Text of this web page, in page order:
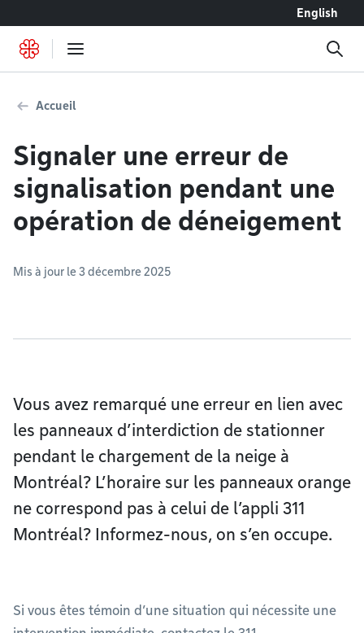
English
Accueil
Signaler une erreur de
signalisation pendant une
opération de déneigement
Mis à jour le 3 décembre 2025
Vous avez remarqué une erreur en lien avec
les panneaux d’interdiction de stationner
pendant le chargement de la neige à
Montréal? L’horaire sur les panneaux orange
ne correspond pas à celui de l’appli 311
Montréal? Informez-nous, on s’en occupe.
Si vous êtes témoin d’une situation qui nécessite une